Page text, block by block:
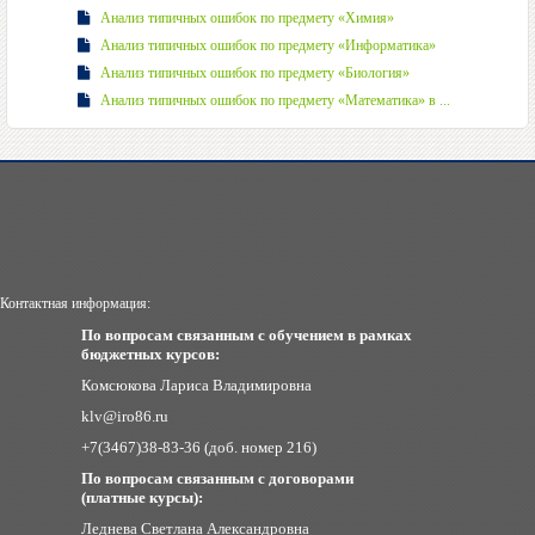
Анализ типичных ошибок по предмету «Химия»
Анализ типичных ошибок по предмету «Информатика»
Анализ типичных ошибок по предмету «Биология»
Анализ типичных ошибок по предмету «Математика» в ...
Контактная информация:
По вопросам связанным с обучением в рамках
бюджетных курсов:
Комсюкова Лариса Владимировна
klv@iro86.ru
+7(3467)38-83-36 (доб. номер 216)
По вопросам связанным с договорами
(платные курсы):
Леднева Светлана Александровна